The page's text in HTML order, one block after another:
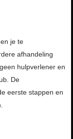
je te
afhandeling
hulpverlener en
De
eerste stappen en